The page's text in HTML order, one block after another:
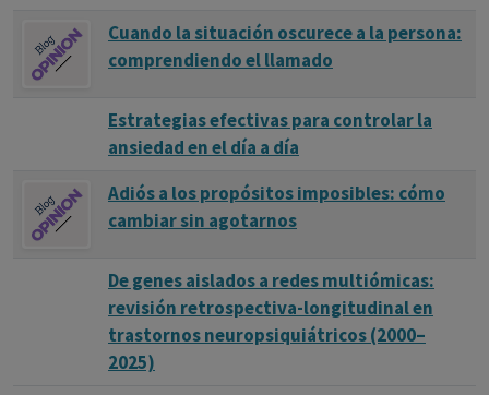
Cuando la situación oscurece a la persona:
comprendiendo el llamado
Estrategias efectivas para controlar la
ansiedad en el día a día
Adiós a los propósitos imposibles: cómo
cambiar sin agotarnos
De genes aislados a redes multiómicas:
revisión retrospectiva-longitudinal en
trastornos neuropsiquiátricos (2000–
2025)